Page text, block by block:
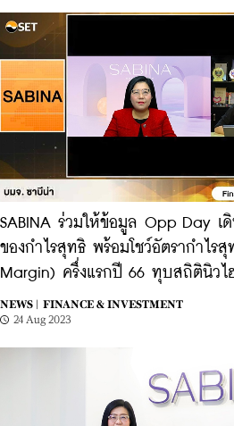
SABINA ร่วมให้ข้อมูล Opp Day เ
ของกำไรสุทธิ พร้อมโชว์อัตรากำไร
Margin) ครึ่งแรกปี 66 ทุบสถิตินิวไ
NEWS |
FINANCE & INVESTMENT
24 Aug 2023